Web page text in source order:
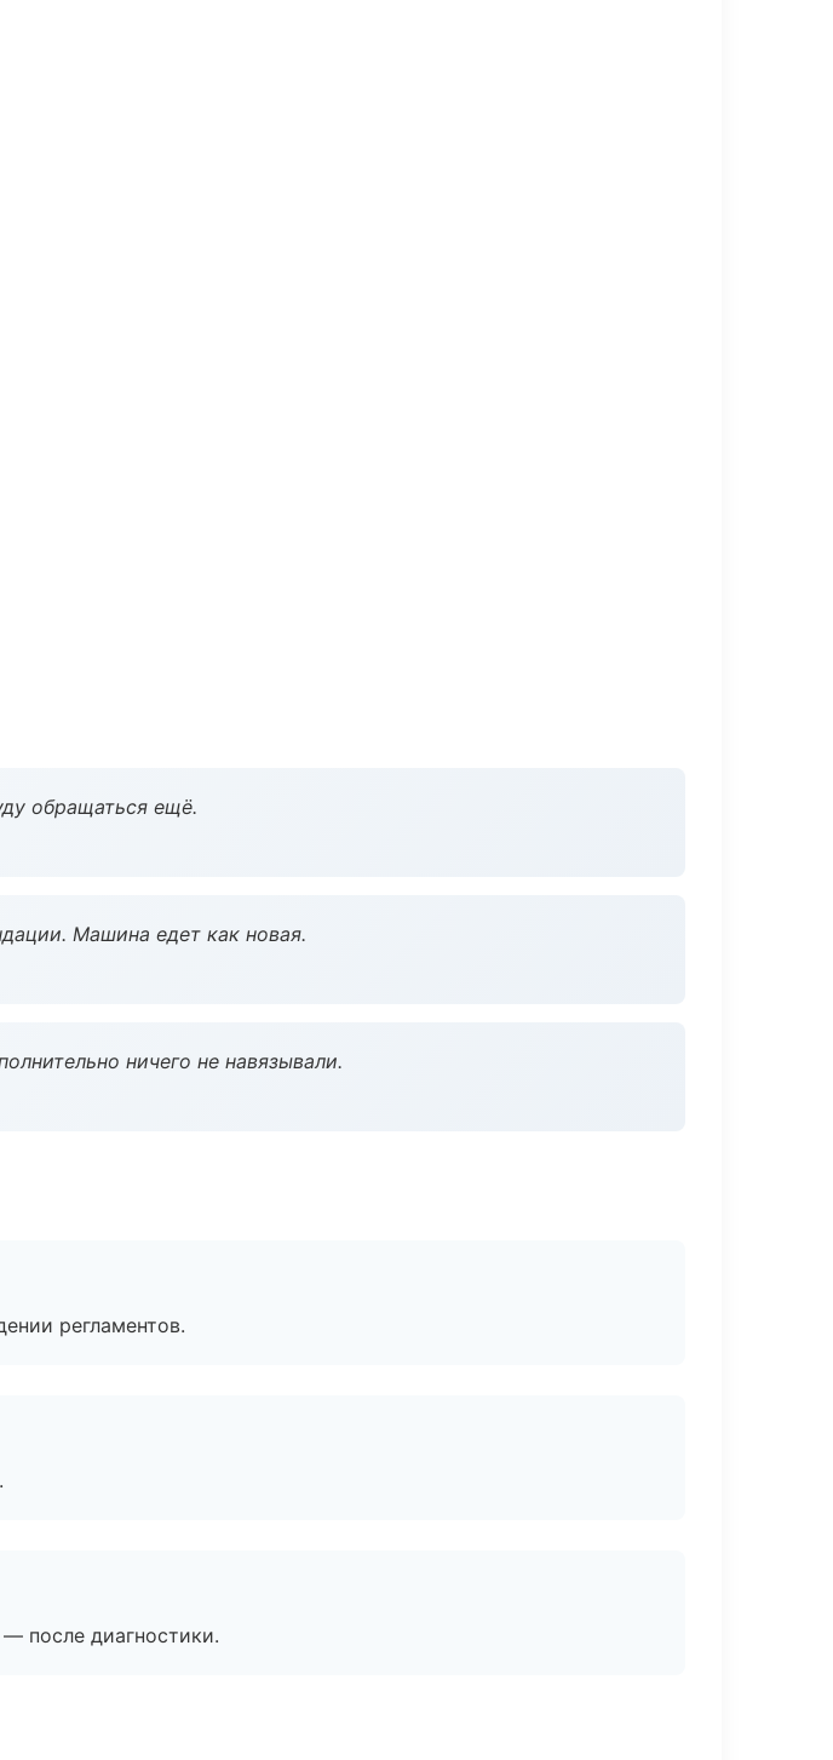
обращаться ещё.
Машина едет как новая.
ничего не навязывали.
регламентов.
после диагностики.